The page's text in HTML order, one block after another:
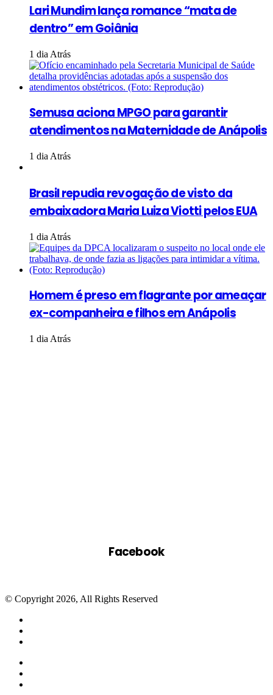
Lari Mundim lança romance “mata de
dentro” em Goiânia
1 dia Atrás
Semusa aciona MPGO para garantir
atendimentos na Maternidade de Anápolis
1 dia Atrás
Brasil repudia revogação de visto da
embaixadora Maria Luiza Viotti pelos EUA
1 dia Atrás
Homem é preso em flagrante por ameaçar
ex-companheira e filhos em Anápolis
1 dia Atrás
Facebook
© Copyright 2026, All Rights Reserved
Facebook
Twitter
WhatsApp
Telegram
Close